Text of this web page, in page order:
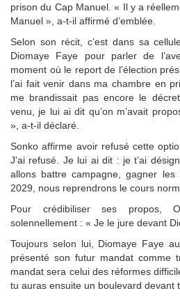
prison du Cap Manuel. « Il y a
Manuel », a-t-il affirmé d’emblée.
Selon son récit, c’est dans sa
Diomaye Faye pour parler de
moment où le report de l’élection
l’ai fait venir dans ma chambre en
me brandissait pas encore le
venu, je lui ai dit qu’on m’avait
», a-t-il déclaré.
Sonko affirme avoir refusé cette
J’ai refusé. Je lui ai dit : je t’ai
allons battre campagne, gagner les
2029, nous reprendrons le cours
Pour crédibiliser ses propos,
solennellement : « Je le jure devant
Toujours selon lui, Diomaye Faye
présenté son futur mandat comme
mandat sera celui des réformes
tu auras ensuite un boulevard devant